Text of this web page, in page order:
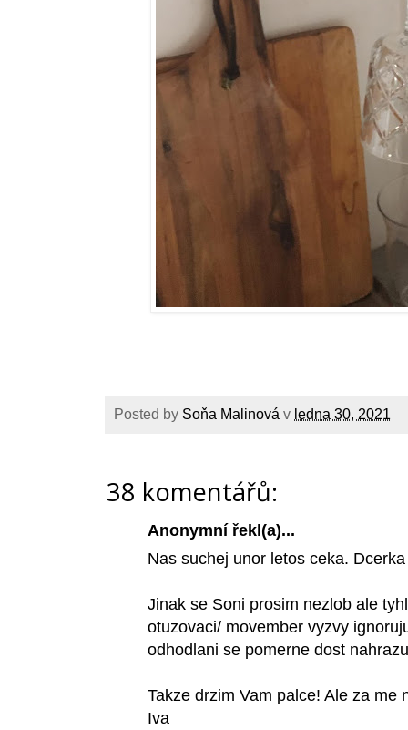
Posted by Soňa Malinová v ledna 30, 2021
38 komentářů:
Anonymní řekl(a)...
Nas suchej unor letos ceka.
Jinak se Soni prosim nezlob ale
otuzovaci/ movember vyzvy
odhodlani se pomerne dost
Takze drzim Vam palce! Ale za me
Iva